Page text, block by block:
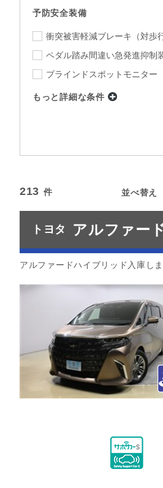
予防安全装備
衝突被害軽減ブレーキ （対歩
ペダル踏み間違い急発進抑制
ブラインドスポットモニター
もっと詳細な条件
カラー
指定なし
リヤエアコン 指定なし
ヘッドランプ 指定なし
213 並べ替え
トヨタ アルファー
アルファードハイブリッド入庫し